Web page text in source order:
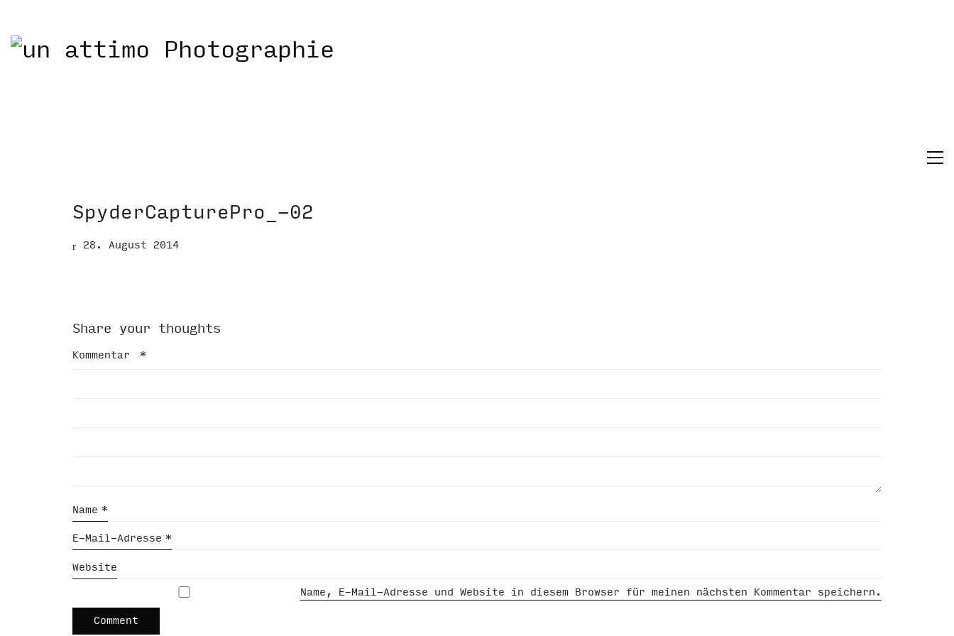
SpyderCapturePro_-02
28. August 2014
Share your thoughts
Kommentar *
Name *
E-Mail-Adresse *
Website
Name, E-Mail-Adresse und Website in diesem Browser für meinen nächsten Kommentar speichern.